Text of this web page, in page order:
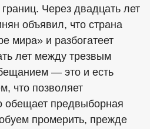
Через двадцать лет
объявил, что страна
мира» и разбогатеет
лет между трезвым
— это и есть
что позволяет
обещает предвыборная
промерить, прежде